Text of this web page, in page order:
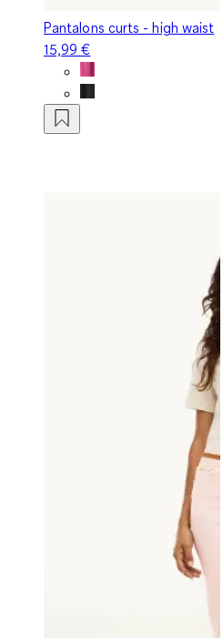
Pantalons curts - high waist
15,99 €